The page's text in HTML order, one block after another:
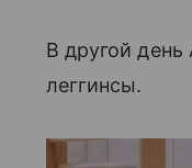
В другой
леггинсы.